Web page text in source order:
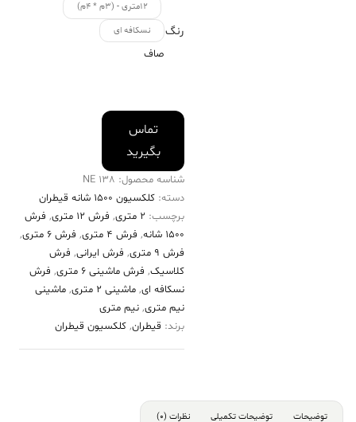
۱۲متری - (۳م * ۴م)
رنگ نسکافه ای
صاف
تماس
بگیرید
شناسه محصول: 138 NE
دسته: کلکسیون ۱۵۰۰ شانه قیطران
برچسب: 2 متری , فرش 12 متری , فرش
۱۵۰۰ شانه
, فرش 4 متری , فرش 6 متری
,
فرش 9 متری
, فرش ایرانی, فرش
کلاسیک, فرش ماشینی 6 متری , فرش
نسکافه ای, ماشینی 2 متری , ماشینی
نیم متری, نیم متری
برند: قیطران, کلکسیون قیطران
توضیحات توضیحات تکمیلی نظرات (0)